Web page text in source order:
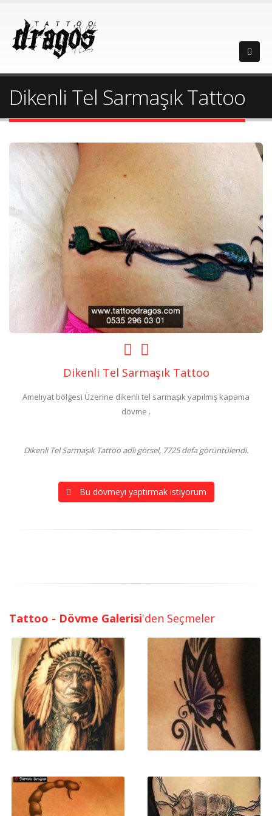
Dikenli Tel Sarmaşık Tattoo
Dikenli Tel Sarmaşık Tattoo
Amelıyat bölgesi Üzerine dikenli tel sarmaşık yapılmış kapama
dövme .
Dikenli Tel Sarmaşık Tattoo adlı görsel, 7725 defa görüntülendi.
Bu dövmeyi yaptırmak istiyorum
Tattoo - Dövme Galerisi'den Seçmeler